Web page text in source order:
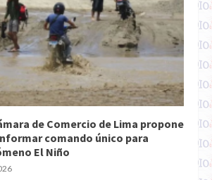
de Comercio de Lima propone
comando único para
El Niño